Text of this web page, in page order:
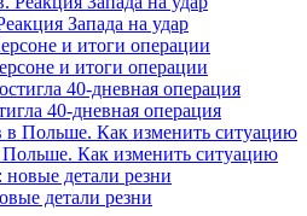
Запада на удар
и итоги операции
40-дневная операция
Как изменить ситуацию
детали резни